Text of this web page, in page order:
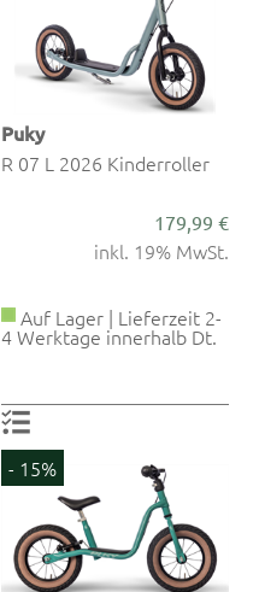
Puky
R 07 L 2026 Kinderroller
179,99 €
inkl. 19% MwSt.
Auf Lager | Lieferzeit 2-
4 Werktage innerhalb Dt.
- 15%